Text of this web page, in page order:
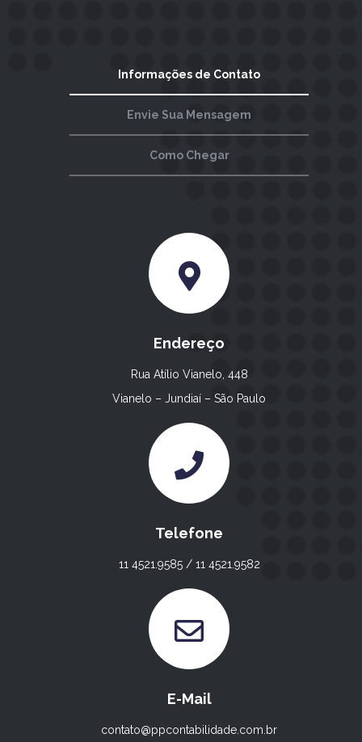
Informações de Contato
Envie Sua Mensagem
Como Chegar
Endereço
Rua Atílio Vianelo, 448
Vianelo – Jundiaí – São Paulo
Telefone
11 4521.9585 / 11 4521.9582
E-Mail
contato@ppcontabilidade.com.br